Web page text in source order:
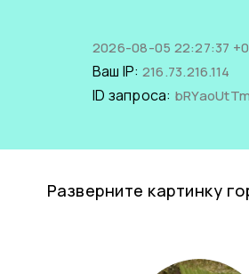
2026-08-05 22:27:37
Ваш IP: 216.73.216.114
ID запроса:
Разверните картинку